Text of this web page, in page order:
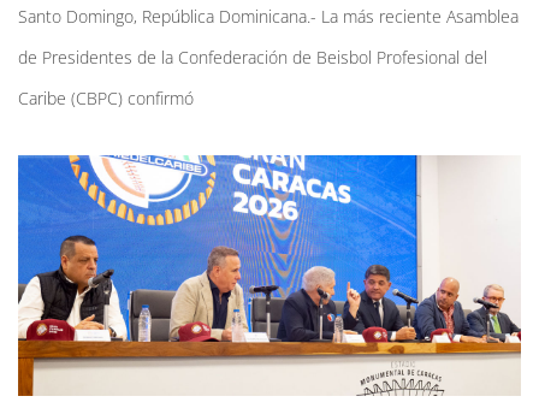
Santo Domingo, República Dominicana.- La más reciente Asamblea
de Presidentes de la Confederación de Beisbol Profesional del
Caribe (CBPC) confirmó